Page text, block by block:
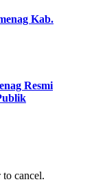
Kab.
Resmi
to cancel.